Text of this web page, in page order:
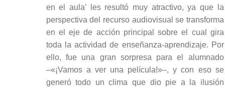
en el aula’ les resultó muy atractivo, ya que la
perspectiva del recurso audiovisual se transforma
en el eje de acción principal sobre el cual gira
toda la actividad de enseñanza-aprendizaje. Por
ello, fue una gran sorpresa para el alumnado
–«¡Vamos a ver una película!»–, y con eso se
generó todo un clima que dio pie a la ilusión